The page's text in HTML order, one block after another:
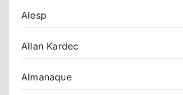
Alesp
Allan Kardec
Almanaque